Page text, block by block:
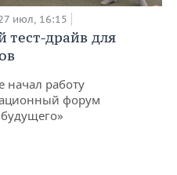
июл, 16:15
тест-драйв для
начал работу
форум